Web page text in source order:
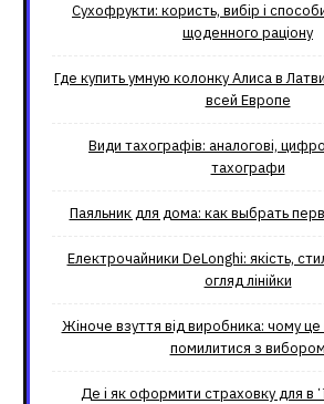
Сухофрукти: користь, вибір і
щоденного раціону
Где купить умную колонку Алиса в
всей Европе
Види тахографів: аналогові,
тахографи
Паяльник для дома: как выбрать
Електрочайники DeLonghi: якість,
огляд лінійки
Жіноче взуття від виробника: чому це
помилитися з вибором
Де і як оформити страховку для